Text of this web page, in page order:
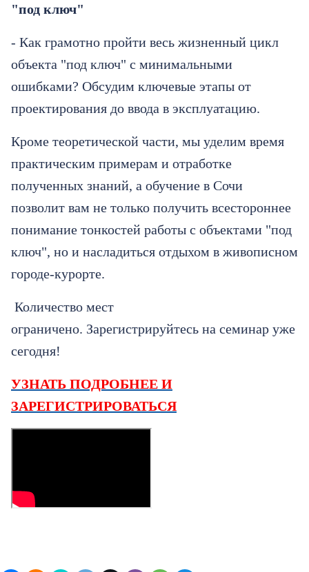
"под ключ"
- Как грамотно пройти весь жизненный цикл
объекта "под ключ" с минимальными
ошибками? Обсудим ключевые этапы от
проектирования до ввода в эксплуатацию.
Кроме теоретической части, мы уделим время
практическим примерам и отработке
полученных знаний, а обучение в Сочи
позволит вам не только получить всестороннее
понимание тонкостей работы с объектами "под
ключ", но и насладиться отдыхом в живописном
городе-курорте.
Количество мест
ограничено. Зарегистрируйтесь на семинар уже
сегодня!
УЗНАТЬ ПОДРОБНЕЕ И
ЗАРЕГИСТРИРОВАТЬСЯ